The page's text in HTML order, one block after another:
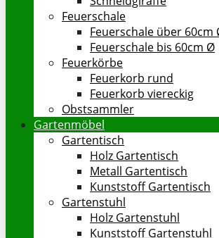
Feuerschale
Feuerschale über 60cm
Feuerschale bis 60cm Ø
Feuerkörbe
Feuerkorb rund
Feuerkorb viereckig
Obstsammler
Gartenmöbel
Gartentisch
Holz Gartentisch
Metall Gartentisch
Kunststoff Gartentisch
Gartenstuhl
Holz Gartenstuhl
Kunststoff Gartenstuhl